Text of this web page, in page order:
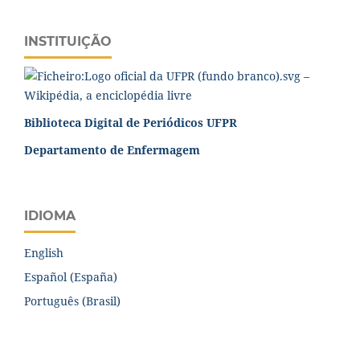
INSTITUIÇÃO
Biblioteca Digital de Periódicos UFPR
Departamento de Enfermagem
IDIOMA
English
Español (España)
Português (Brasil)